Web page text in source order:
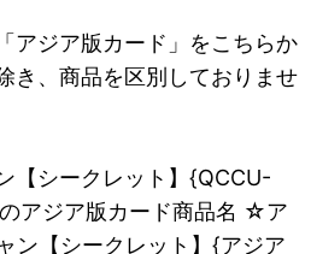
アジア版カード」をこちらか
き、商品を区別しておりませ
【シークレット】{QCCU-
アジア版カード商品名 ☆ア
ン【シークレット】{アジア